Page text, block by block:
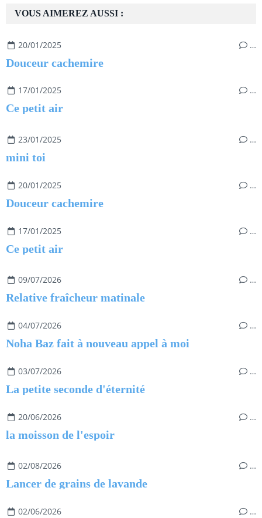
VOUS AIMEREZ AUSSI :
20/01/2025 …
Douceur cachemire
17/01/2025 …
Ce petit air
23/01/2025 …
mini toi
20/01/2025 …
Douceur cachemire
17/01/2025 …
Ce petit air
09/07/2026 …
Relative fraîcheur matinale
04/07/2026 …
Noha Baz fait à nouveau appel à moi
03/07/2026 …
La petite seconde d'éternité
20/06/2026 …
la moisson de l'espoir
02/08/2026 …
Lancer de grains de lavande
02/06/2026 …